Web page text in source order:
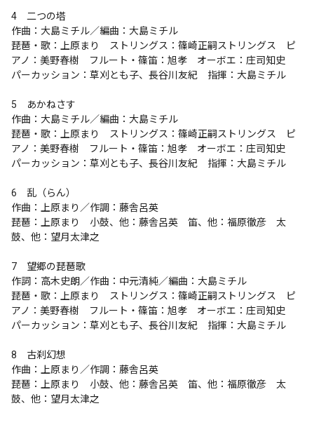
4　二つの塔
作曲：大島ミチル／編曲：大島ミチル
琵琶・歌：上原まり　ストリングス：篠崎正嗣ストリングス　ピ
アノ：美野春樹　フルート・篠笛：旭孝　オーボエ：庄司知史
パーカッション：草刈とも子、長谷川友紀　指揮：大島ミチル
5　あかねさす
作曲：大島ミチル／編曲：大島ミチル
琵琶・歌：上原まり　ストリングス：篠崎正嗣ストリングス　ピ
アノ：美野春樹　フルート・篠笛：旭孝　オーボエ：庄司知史
パーカッション：草刈とも子、長谷川友紀　指揮：大島ミチル
6　乱（らん）
作曲：上原まり／作調：藤舎呂英
琵琶：上原まり　小鼓、他：藤舎呂英　笛、他：福原徹彦　太
鼓、他：望月太津之
7　望郷の琵琶歌
作詞：高木史朗／作曲：中元清純／編曲：大島ミチル
琵琶・歌：上原まり　ストリングス：篠崎正嗣ストリングス　ピ
アノ：美野春樹　フルート・篠笛：旭孝　オーボエ：庄司知史
パーカッション：草刈とも子、長谷川友紀　指揮：大島ミチル
8　古刹幻想
作曲：上原まり／作調：藤舎呂英
琵琶：上原まり　小鼓、他：藤舎呂英　笛、他：福原徹彦　太
鼓、他：望月太津之